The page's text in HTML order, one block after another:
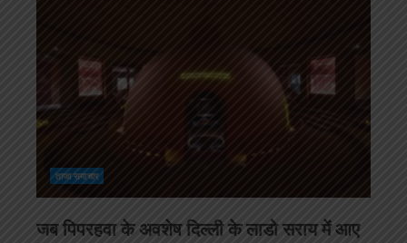
ताजा समाचार
जब पिपरहवा के अवशेष दिल्ली के लाडो सराय में आए